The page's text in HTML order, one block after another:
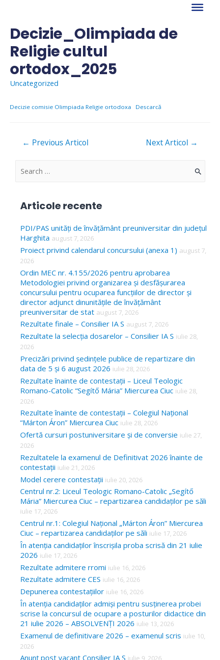
contentDecizie_Olimpiada de
Religie cultul
ortodox_2025
Uncategorized
Decizie comisie Olimpiada Religie ortodoxa Descarcă
Navigare
← Previous Articol Next Articol →
S
c
h
f
o
r
Articole recente
PDI/PAS unități de învățământ preuniversitar din județul
Harghita august 7, 2026
Proiect privind calendarul concursului (anexa 1) august 7,
2026
Ordin MEC nr. 4.155/2026 pentru aprobarea
Metodologiei privind organizarea și desfășurarea
concursului pentru ocuparea funcțiilor de director și
director adjunct dinunitățile de învățământ
preuniversitar de stat august 7, 2026
Rezultate finale – Consilier IA S august 7, 2026
Rezultate la selecția dosarelor – Consilier IA S iulie 28,
2026
Precizări privind ședințele publice de repartizare din
data de 5 și 6 august 2026 iulie 28, 2026
Rezultate înainte de contestații – Liceul Teologic
Romano-Catolic “Segítő Mária” Miercurea Ciuc iulie 28,
2026
Rezultate înainte de contestații – Colegiul Național
“Márton Áron” Miercurea Ciuc iulie 28, 2026
Ofertă cursuri postuniversitare și de conversie iulie 27,
2026
Rezultatele la examenul de Definitivat 2026 înainte de
contestații iulie 21, 2026
Model cerere contestații iulie 20, 2026
Centrul nr.2: Liceul Teologic Romano-Catolic „Segítő
Mária” Miercurea Ciuc – repartizarea candidaților pe săli
iulie 17, 2026
Centrul nr.1: Colegiul Național „Márton Áron” Miercurea
Ciuc – repartizarea candidaților pe săli iulie 17, 2026
În atenția candidaților înscrișila proba scrisă din 21 iulie
2026 iulie 17, 2026
Rezultate admitere rromi iulie 16, 2026
Rezultate admitere CES iulie 16, 2026
Depunerea contestațiilor iulie 16, 2026
În atenția candidaților admiși pentru susținerea probei
scrise la concursul de ocupare a posturilor didactice din
21 iulie 2026 – ABSOLVENȚI 2026 iulie 13, 2026
Examenul de definitivare 2026 – examenul scris iulie 10,
2026
Anunț post vacant Consilier IA S iulie 9, 2026